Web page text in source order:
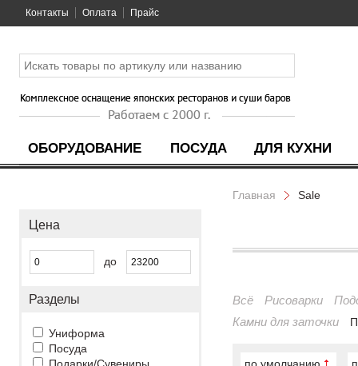
Контакты Оплата Прайс
ОБОРУДОВАНИЕ ПОСУДА ДЛЯ КУХНИ
Цена
до
Разделы
Униформа
Посуда
Главная Sale
Всё Рисоварки
Камни для заточки